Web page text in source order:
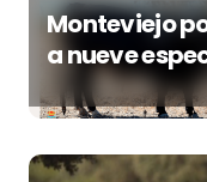
Monteviejo
a nueve
recorte